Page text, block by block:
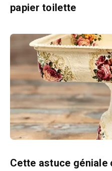
papier toilette
Cette astuce géniale